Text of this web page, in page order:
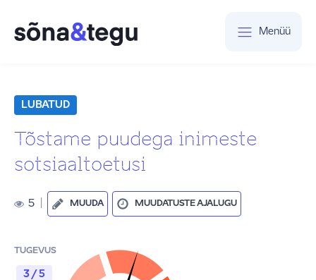
Menüü
LUBATUD
Tõstame puudega inimeste
sotsiaaltoetusi
5 MUUDA MUUDATUSTE AJALUGU
TUGEVUS
3 / 5